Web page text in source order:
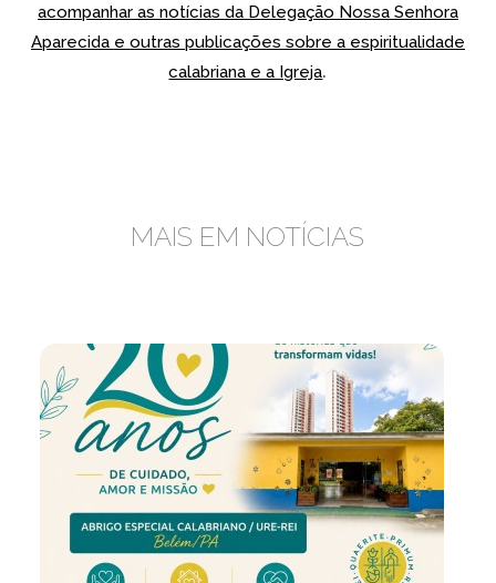
acompanhar as notícias da Delegação Nossa Senhora
Aparecida e outras publicações sobre a espiritualidade
calabriana e a Igreja.
MAIS EM NOTÍCIAS